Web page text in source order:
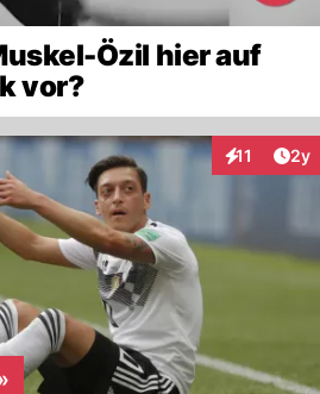
Özil hier auf
vor?
11 2y